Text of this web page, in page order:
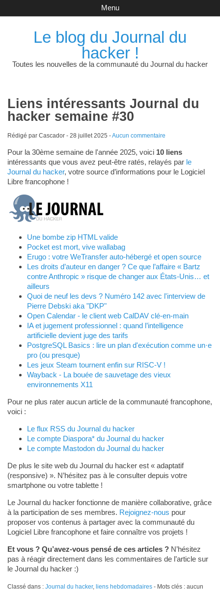
Le blog du Journal du
hacker !
Toutes les nouvelles de la communauté du Journal du hacker
Menu
Liens intéressants Journal du
hacker semaine #30
Rédigé par Cascador - 28 juillet 2025 -Aucun commentaire
Pour la 30ème semaine de l'année 2025, voici 10 liens
intéressants que vous avez peut-être ratés, relayés par le
Journal du hacker, votre source d’informations pour le Logiciel
Libre francophone !
Une bombe zip HTML valide
Pocket est mort, vive wallabag
Erugo : votre WeTransfer auto-hébergé et open source
Les droits d’auteur en danger ? Ce que l’affaire « Bartz
contre Anthropic » risque de changer aux États-Unis… et
ailleurs
Quoi de neuf les devs ? Numéro 142 avec l'interview de
Pierre Debski aka "DKP"
Open Calendar - le client web CalDAV clé-en-main
IA et jugement professionnel : quand l’intelligence
artificielle devient juge des tarifs
PostgreSQL Basics : lire un plan d'exécution comme un·e
pro (ou presque)
Les jeux Steam tournent enfin sur RISC-V !
Wayback - La bouée de sauvetage des vieux
environnements X11
Pour ne plus rater aucun article de la communauté francophone,
voici :
Le flux RSS du Journal du hacker
Le compte Diaspora* du Journal du hacker
Le compte Mastodon du Journal du hacker
De plus le site web du Journal du hacker est « adaptatif
(responsive) ». N’hésitez pas à le consulter depuis votre
smartphone ou votre tablette !
Le Journal du hacker fonctionne de manière collaborative, grâce
à la participation de ses membres. Rejoignez-nous pour
proposer vos contenus à partager avec la communauté du
Logiciel Libre francophone et faire connaître vos projets !
Et vous ? Qu’avez-vous pensé de ces articles ?N’hésitez
pas à réagir directement dans les commentaires de l’article sur
le Journal du hacker :)
Classé dans : Journal du hacker, liens hebdomadaires- Mots clés : aucun